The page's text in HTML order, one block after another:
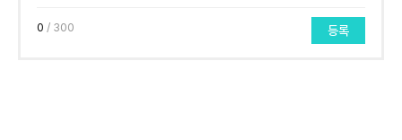
0 / 300 등록